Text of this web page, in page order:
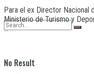
No Result
Para el ex Director Nacional
Ministerio de Turismo y
...